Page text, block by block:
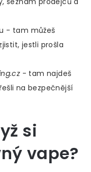
- tam můžeš
jestli prošla
- tam najdeš
na bezpečnější
si
vape?